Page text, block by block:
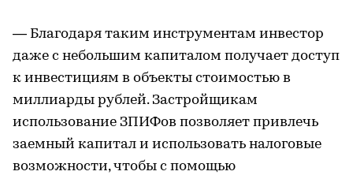
— Благодаря таким инструментам инвестор
даже с небольшим капиталом получает доступ
к инвестициям в объекты стоимостью в
миллиарды рублей. Застройщикам
использование ЗПИФов позволяет привлечь
заемный капитал и использовать налоговые
возможности, чтобы с помощью